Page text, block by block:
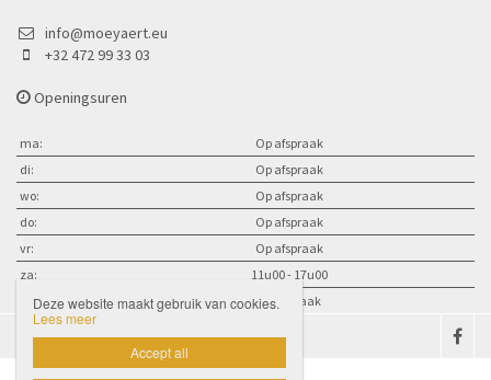
info@moeyaert.eu
+32 472 99 33 03
Openingsuren
ma:
Op afspraak
di:
Op afspraak
wo:
Op afspraak
do:
Op afspraak
vr:
Op afspraak
za:
11u00 - 17u00
zo:
op afspraak
Deze website maakt gebruik van cookies.
Lees meer
Accept all